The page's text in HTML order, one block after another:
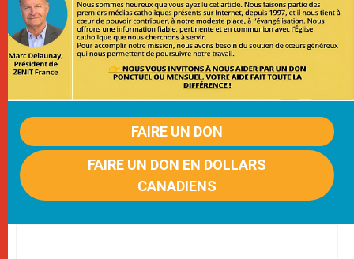
FAIRE UN DON
FAIRE UN DON EN DOLLARS
CANADIENS